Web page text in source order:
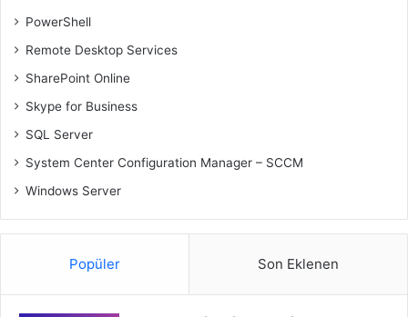
PowerShell
Remote Desktop Services
SharePoint Online
Skype for Business
SQL Server
System Center Configuration Manager – SCCM
Windows Server
Popüler Son Eklenen